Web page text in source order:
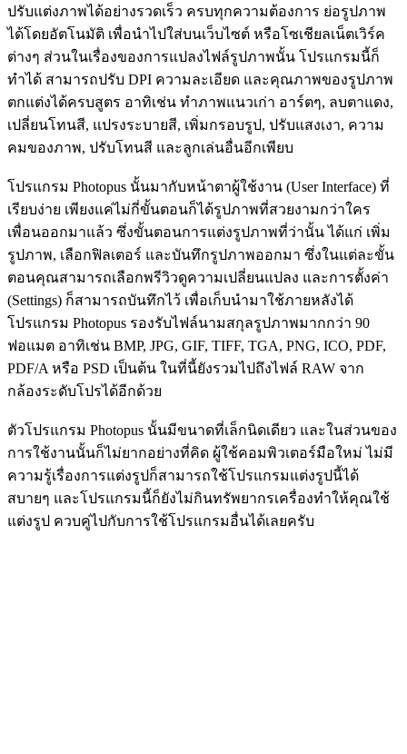
ปรับแต่งภาพได้อย่างรวดเร็ว ครบทุกความต้องการ ย่อรูปภาพ
ได้โดยอัตโนมัติ เพื่อนำไปใส่บนเว็บไซต์ หรือโซเชียลเน็ตเวิร์ค
ต่างๆ ส่วนในเรื่องของการแปลงไฟล์รูปภาพนั้น โปรแกรมนี้ก็
ทำได้ สามารถปรับ DPI ความละเอียด และคุณภาพของรูปภาพ
ตกแต่งได้ครบสูตร อาทิเช่น ทำภาพแนวเก่า อาร์ตๆ, ลบตาแดง,
เปลี่ยนโทนสี, แปรงระบายสี, เพิ่มกรอบรูป, ปรับแสงเงา, ความ
คมของภาพ, ปรับโทนสี และลูกเล่นอื่นอีกเพียบ
โปรแกรม Photopus นั้นมากับหน้าตาผู้ใช้งาน (User Interface) ที่
เรียบง่าย เพียงแค่ไม่กี่ขั้นตอนก็ได้รูปภาพที่สวยงามกว่าใคร
เพื่อนออกมาแล้ว ซึ่งขั้นตอนการแต่งรูปภาพที่ว่านั้น ได้แก่ เพิ่ม
รูปภาพ, เลือกฟิลเตอร์ และบันทึกรูปภาพออกมา ซึ่งในแต่ละขั้น
ตอนคุณสามารถเลือกพรีวิวดูความเปลี่ยนแปลง และการตั้งค่า
(Settings) ก็สามารถบันทึกไว้ เพื่อเก็บนำมาใช้ภายหลังได้
โปรแกรม Photopus รองรับไฟล์นามสกุลรูปภาพมากกว่า 90
ฟอแมต อาทิเช่น BMP, JPG, GIF, TIFF, TGA, PNG, ICO, PDF,
PDF/A หรือ PSD เป็นต้น ในที่นี้ยังรวมไปถึงไฟล์ RAW จาก
กล้องระดับโปรได้อีกด้วย
ตัวโปรแกรม Photopus นั้นมีขนาดที่เล็กนิดเดียว และในส่วนของ
การใช้งานนั้นก็ไม่ยากอย่างที่คิด ผู้ใช้คอมพิวเตอร์มือใหม่ ไม่มี
ความรู้เรื่องการแต่งรูปก็สามารถใช้โปรแกรมแต่งรูปนี้ได้
สบายๆ และโปรแกรมนี้ก็ยังไม่กินทรัพยากรเครื่องทำให้คุณใช้
แต่งรูป ควบคู่ไปกับการใช้โปรแกรมอื่นได้เลยครับ